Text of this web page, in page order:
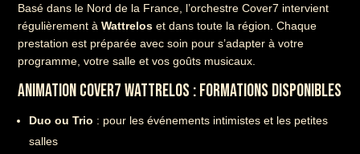
Basé dans le Nord de la France, l’orchestre Cover7 intervient
régulièrement àWattrelos et dans toute la région. Chaque
prestation est préparée avec soin pour s’adapter à votre
programme, votre salle et vos goûts musicaux.
ANIMATION COVER7 WATTRELOS : FORMATIONS DISPONIBLES
Duo ou Trio : pour les événements intimistes et les petites
salles